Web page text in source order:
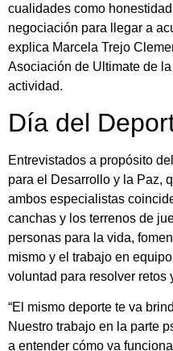
cualidades como
negociación para llegar a
explica Marcela Trejo
Asociación de Ultimate de
actividad.
Día del
Entrevistados a propósito
para el Desarrollo y la Paz,
ambos especialistas
canchas y los terrenos de
personas para la vida,
mismo y el trabajo en
voluntad para resolver retos
“El mismo deporte te va
Nuestro trabajo en la parte
a entender cómo va